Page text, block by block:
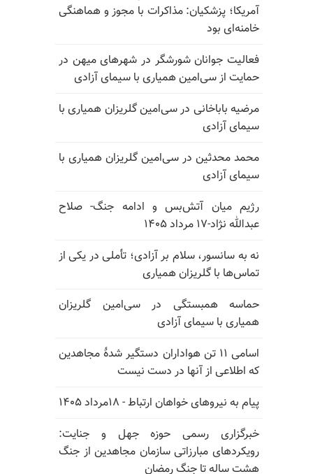
آمریکا؛ پزشکیان: مذاکرات با مجوز و هماهنگی
خامنه‌ای بود
فعالیت جوانان شورشگر در شهرهای میهن در
حمایت از سی‌امین همیاری با سیمای آزادی
مرضیه باباخانی در سی‌امین گلریزان همیاری با
سیمای آزادی
محمد محدثین در سی‌امین گلریزان همیاری با
سیمای آزادی
رژیم میان آتش‌بس و ادامه جنگ- صلاح
عبدالله نژاد-۱۷ مرداد ۱۴۰۵
نه به سانسور، سلام بر آزادی؛ تأملی در یکی از
تماس‌ها با گلریزان همیاری
حماسه همبستگی در سی‌امین گلریزان
همیاری با سیمای آزادی
اسامی ۱۱ تن هواداران دستگیر شدهٔ مجاهدین
که اطلاعی از آنها در دست نیست
پیام به نیروهای خواهان ارتباط - ۱۸مرداد ۱۴۰۵
خبرگزاری رسمی حوزه جهل و جنایت:
رویکردهای مبارزاتی سازمان مجاهدین از جنگ
هشت ساله تا جنگ رمضان